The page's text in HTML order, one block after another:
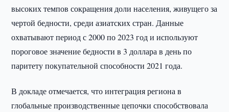
высоких темпов сокращения доли населения, живущего за
чертой бедности, среди азиатских стран. Данные
охватывают период с 2000 по 2023 год и используют
пороговое значение бедности в 3 доллара в день по
паритету покупательной способности 2021 года.
В докладе отмечается, что интеграция региона в
глобальные производственные цепочки способствовала